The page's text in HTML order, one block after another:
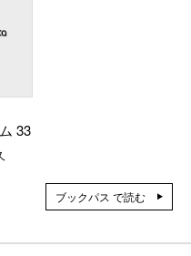
33
ブックパス で読む